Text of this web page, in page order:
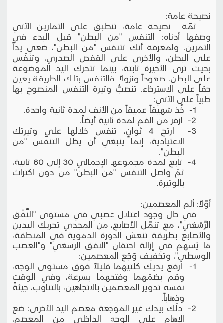
نصيحة عامة:
ثمّة نصيحة عامة، تنطبق على التمارين الآتي
وصفها أدناه: التنفس "من البطن" قبل البدء في
التمرين. ولمعرفة أنك تتنفس "من البطن"، ضعي يداً
على البطن، والأخرى على القفص الصدري، وتنفّس
بحيث ترى الأخيرة ثابتة، بينما تتحرك اليد الموضوعة
على البطن، صعوداً ونزولاً. فالتنفس بتلك الطريقة يعين
حقاً على الاسترخاء. تنصبُّ وتيرة التنفس المنصوح بها
طبياً على الآتي:
1- خُذ شهيقاً عميقاً من الأنف لمدة ثانية واحدة.
2- ازفر من الفم لمدة ثانية أيضاً.
3- ارتح 4 ثوانٍ، تنفس خلالها على وتيرتك
الاعتيادية، إنما ينبغي أن يظل التنفّس "من
البطن".
4- تابع لمدة مجموعها الإجمالي 30 إلى 60 ثانية،
ثمّ واصل التنفس "من البطن" من دون اكتراث
بالوتيرة.
أوّلاً: ألم المعصمين:
في حال وجود اعتلال عصبي في مستوى "النَّفَق
الرَّسْغي"، مع تنمّل الأصابع، من المجدي تحريك اليدين
والأصابع بطريقة تنعش الدورة الدموية في المنطقة،
ما يُسهم في إزالة احتقان "النفق الرسغي" و"العصب
الوسطي"، وتخفيف وَجَع المعصمين:
1- ارفع يديك كلتيهما قليلاً فوق مستوى الوجه،
وقم بضمّهما وفتحهما بسرعة، وفي الوقت
نفسه تدوير المعصمين بالاتجاهين، بالتناوب، جيئةً
وذهاباً.
2- دلّك بيدك غير الموجعة معصم اليد الأخرى: ضع
الإهام على الوجه الداخلي من المعصم،